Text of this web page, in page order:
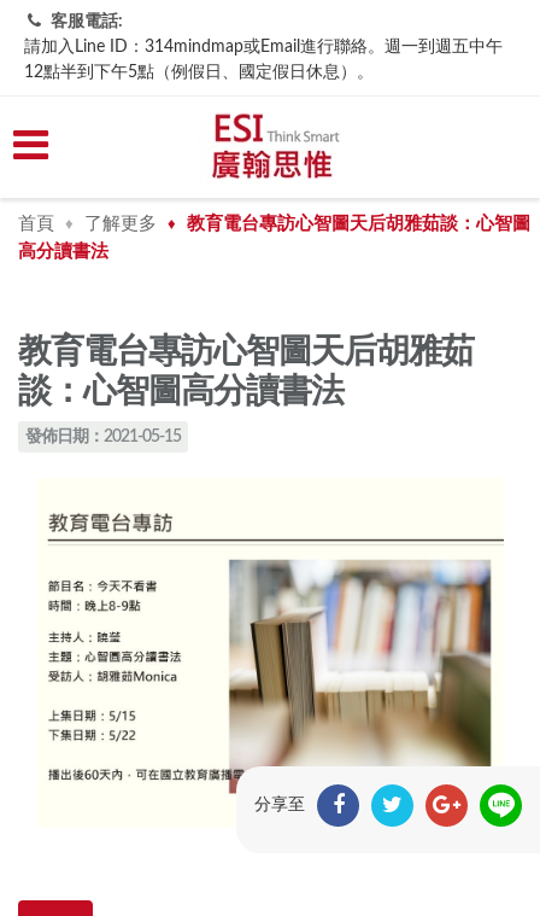
客服電話:
請加入Line ID：314mindmap或Email進行聯絡。週一到週五中午
12點半到下午5點（例假日、國定假日休息）。
首頁 ♦ 了解更多 ♦
教育電台專訪心智圖天后胡雅茹談：心智圖
高分讀書法
教育電台專訪心智圖天后胡雅茹
談：心智圖高分讀書法
發佈日期：2021-05-15
分享至